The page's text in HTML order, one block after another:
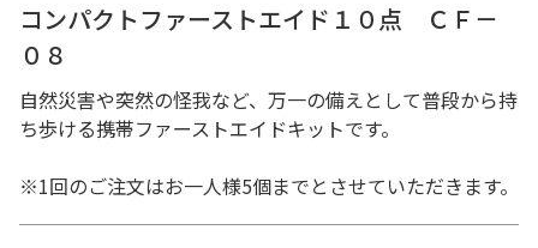
コンパクトファーストエイド１０点 ＣＦ－
０８
自然災害や突然の怪我など、万一の備えとして普段から持
ち歩ける携帯ファーストエイドキットです。
※1回のご注文はお一人様5個までとさせていただきます。